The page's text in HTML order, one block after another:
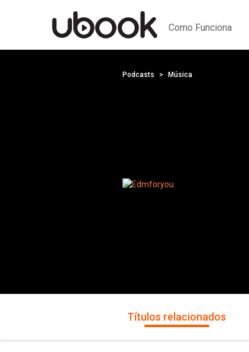
Como Funciona
Podcasts Música
Títulos relacionados